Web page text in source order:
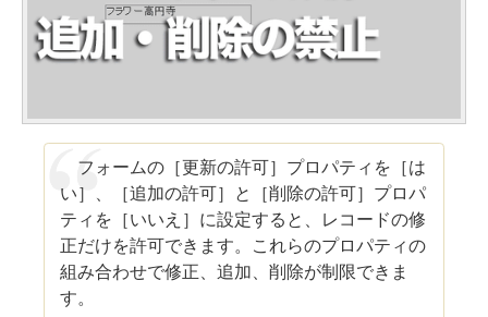
フォームの［更新の許可］プロパティを［は
い］、［追加の許可］と［削除の許可］プロパ
ティを［いいえ］に設定すると、レコードの修
正だけを許可できます。これらのプロパティの
組み合わせで修正、追加、削除が制限できま
す。